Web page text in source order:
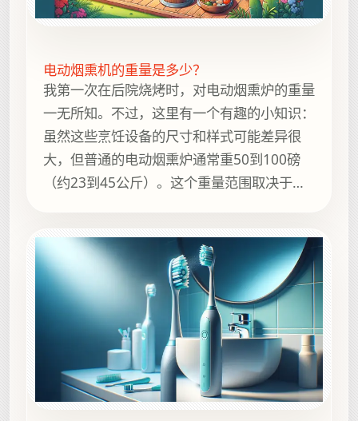
电动烟熏机的重量是多少？
我第一次在后院烧烤时，对电动烟熏炉的重量
一无所知。不过，这里有一个有趣的小知识：
虽然这些烹饪设备的尺寸和样式可能差异很
大，但普通的电动烟熏炉通常重50到100磅
（约23到45公斤）。这个重量范围取决于型
容量。听起来可能很重，但相信我，当第一缕
烟熏牛腩的香味扑鼻而来时，你会完全忘记自
己拖着它到后院的重量。